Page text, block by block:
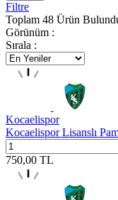
Filtre
Toplam 48 Ürün
Görünüm :
Sırala :
Kocaelispor
Kocaelispor Lisanslı
750,00 TL